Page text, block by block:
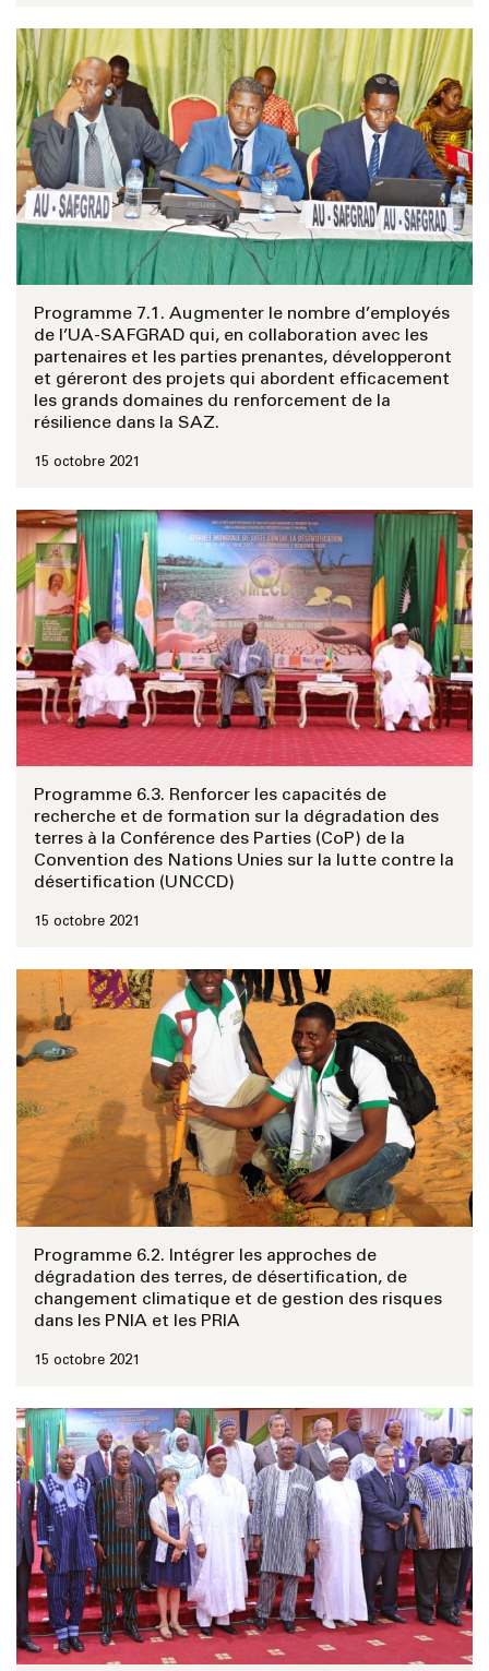
Programme 7.1. Augmenter le nombre d’employés
de l’UA-SAFGRAD qui, en collaboration avec les
partenaires et les parties prenantes, développeront
et géreront des projets qui abordent efficacement
les grands domaines du renforcement de la
résilience dans la SAZ.
15 octobre 2021
Programme 6.3. Renforcer les capacités de
recherche et de formation sur la dégradation des
terres à la Conférence des Parties (CoP) de la
Convention des Nations Unies sur la lutte contre la
désertification (UNCCD)
15 octobre 2021
Programme 6.2. Intégrer les approches de
dégradation des terres, de désertification, de
changement climatique et de gestion des risques
dans les PNIA et les PRIA
15 octobre 2021